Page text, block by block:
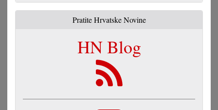
Pratite Hrvatske Novine
HN Blog